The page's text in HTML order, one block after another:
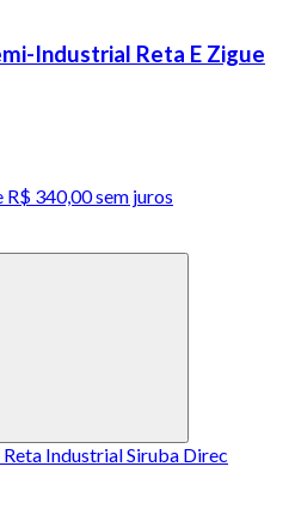
Industrial Reta E Zigue
R$ 340,00 sem juros